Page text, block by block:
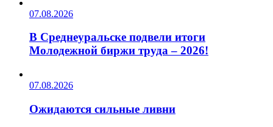
07.08.2026
В Среднеуральске подвели итоги
Молодежной биржи труда – 2026!
07.08.2026
Ожидаются сильные ливни